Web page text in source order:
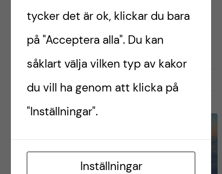
INFÖR ANTAGNING LÄKARPROGRAMMET TIPS OCH TRICKS
tycker det är ok, klickar du bara
på "Acceptera alla". Du kan
såklart välja vilken typ av kakor
du vill ha genom att klicka på
"Inställningar".
Inställningar